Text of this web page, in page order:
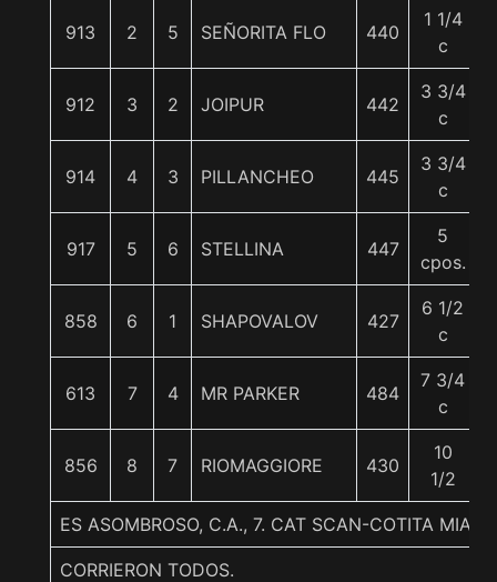
913 2 5 SEÑORITA FLO 440
1 1/4
c
912 3 2 JOIPUR 442
3 3/4
c
914 4 3 PILLANCHEO 445
3 3/4
c
917 5 6 STELLINA 447
5
cpos.
858 6 1 SHAPOVALOV 427
6 1/2
c
613 7 4 MR PARKER 484
7 3/4
c
856 8 7 RIOMAGGIORE 430
10
1/2
ES ASOMBROSO, C.A., 7. CAT SCAN-COTITA MIA-
CORRIERON TODOS.